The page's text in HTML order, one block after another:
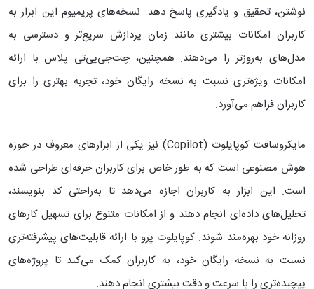
نوشتن، تحقیق و یادگیری پاسخ دهد. نسخه‌های پریمیوم این ابزار به
کاربران امکانات بیشتری مانند زمان پردازش سریع‌تر و دسترسی به
مدل‌های به‌روزتر را می‌دهند. همچنین، چت‌جی‌پی‌تی پلاس با ارائه
امکانات ویژه‌تری نسبت به نسخه رایگان خود، تجربه بهتری را برای
کاربران فراهم می‌آورد.
مایکروسافت کوپایلوت (Copilot) نیز یکی از ابزارهای معروف در حوزه
هوش مصنوعی است که به طور خاص برای کاربران حرفه‌ای طراحی شده
است. این ابزار به کاربران اجازه می‌دهد تا به‌راحتی کد بنویسند،
تحلیل‌های داده‌ای انجام دهند و از امکانات متنوع برای تسهیل کارهای
روزانه خود بهره‌مند شوند. کوپایلوت پرو با ارائه قابلیت‌های پیشرفته‌تری
نسبت به نسخه رایگان خود، به کاربران کمک می‌کند تا پروژه‌های
پیچیده‌تری را با سرعت و دقت بیشتری انجام دهند.